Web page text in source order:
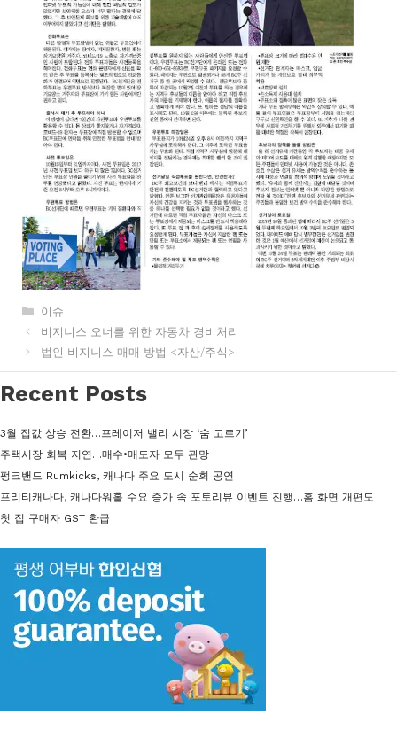
카
테
고
리
이슈
비지니스 오너를 위한 자동차 경비처리
법인 비지니스 매매 방법 <자산/주식>
Recent Posts
3월 집값 상승 전환…프레이저 밸리 시장 ‘숨 고르기’
주택시장 회복 지연…매수•매도자 모두 관망
펑크밴드 Rumkicks, 캐나다 주요 도시 순회 공연
프리티캐나다, 캐나다워홀 수요 증가 속 포토리뷰 이벤트 진행…홈 화면 개편도
첫 집 구매자 GST 환급